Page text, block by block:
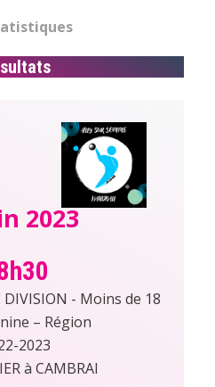
2023
DIVISION - Moins de 18
– Région
2023
à CAMBRAI